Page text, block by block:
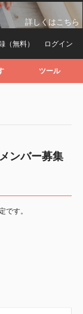
詳しくはこちら
ログイン
（無料）
ツール
ンバー募集
です。